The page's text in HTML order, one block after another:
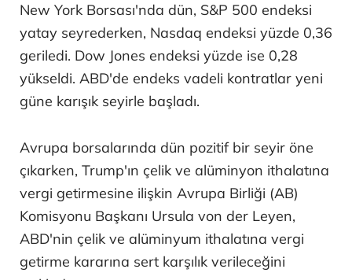
New York Borsası'nda dün, S&P 500 endeksi
yatay seyrederken, Nasdaq endeksi yüzde 0,36
geriledi. Dow Jones endeksi yüzde ise 0,28
yükseldi. ABD'de endeks vadeli kontratlar yeni
güne karışık seyirle başladı.
Avrupa borsalarında dün pozitif bir seyir öne
çıkarken, Trump'ın çelik ve alüminyon ithalatına
vergi getirmesine ilişkin Avrupa Birliği (AB)
Komisyonu Başkanı Ursula von der Leyen,
ABD'nin çelik ve alüminyum ithalatına vergi
getirme kararına sert karşılık verileceğini